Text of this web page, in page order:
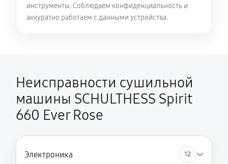
инструменты. Соблюдаем конфиденциальность и
аккуратно работаем с данными устройства.
Неисправности сушильной
машины SCHULTHESS Spirit
660 Ever Rose
Электроника 12